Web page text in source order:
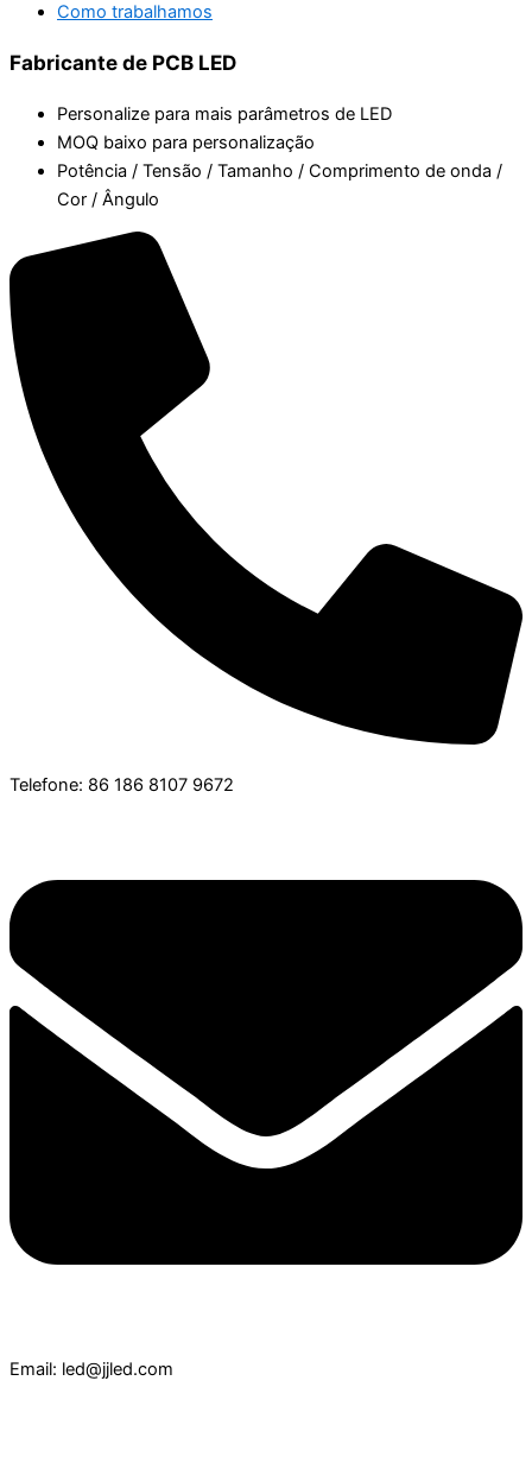
Como trabalhamos
Fabricante de PCB LED
Personalize para mais parâmetros de LED
MOQ baixo para personalização
Potência / Tensão / Tamanho / Comprimento de onda /
Cor / Ângulo
Telefone: 86 186 8107 9672
Email: led@jjled.com